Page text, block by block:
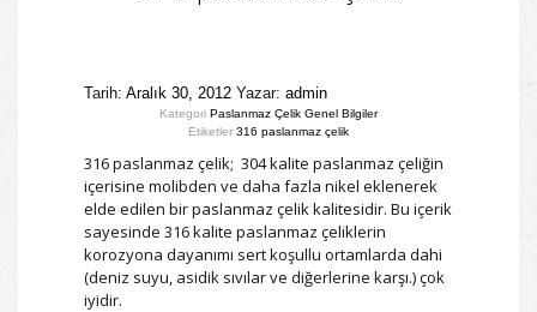
Tarih: Aralık 30, 2012 Yazar: admin
Kategori Paslanmaz Çelik Genel Bilgiler
Etiketler 316 paslanmaz çelik
316 paslanmaz çelik; 304 kalite paslanmaz çeliğin
içerisine molibden ve daha fazla nikel eklenerek
elde edilen bir paslanmaz çelik kalitesidir. Bu içerik
sayesinde 316 kalite paslanmaz çeliklerin
korozyona dayanımı sert koşullu ortamlarda dahi
(deniz suyu, asidik sıvılar ve diğerlerine karşı.) çok
iyidir.